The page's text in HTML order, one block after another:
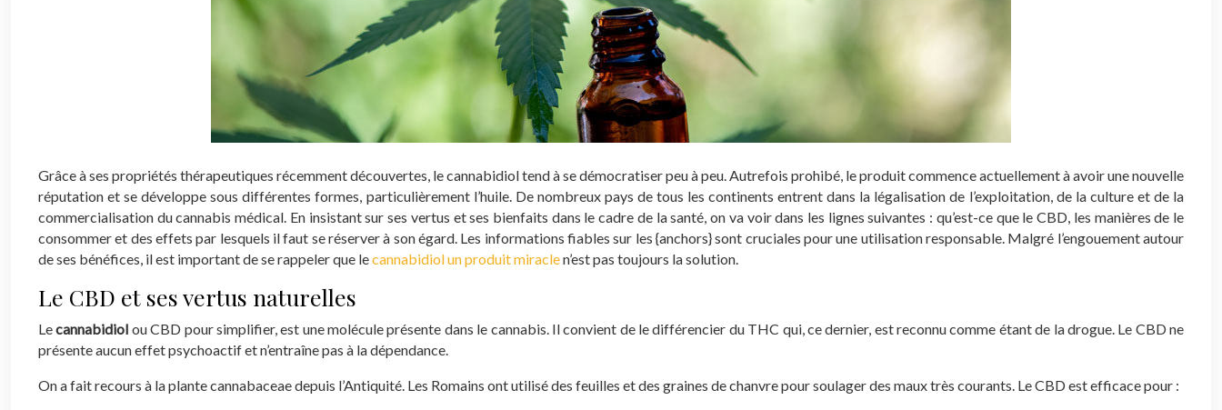
Grâce à ses propriétés thérapeutiques récemment découvertes, le cannabidiol tend à se démocratiser peu à peu. Autrefois prohibé, le produit commence actuellement à avoir une nouvelle
réputation et se développe sous différentes formes, particulièrement l’huile. De nombreux pays de tous les continents entrent dans la légalisation de l’exploitation, de la culture et de la
commercialisation du cannabis médical. En insistant sur ses vertus et ses bienfaits dans le cadre de la santé, on va voir dans les lignes suivantes : qu’est-ce que le CBD, les manières de le
consommer et des effets par lesquels il faut se réserver à son égard. Les informations fiables sur les {anchors} sont cruciales pour une utilisation responsable. Malgré l’engouement autour
de ses bénéfices, il est important de se rappeler que lecannabidiol un produit miraclen’est pas toujours la solution.
Le CBD et ses vertus naturelles
Lecannabidiol ou CBD pour simplifier, est une molécule présente dans le cannabis. Il convient de le différencier du THC qui, ce dernier, est reconnu comme étant de la drogue. Le CBD ne
présente aucun effet psychoactif et n’entraîne pas à la dépendance.
On a fait recours à la plante cannabaceae depuis l’Antiquité. Les Romains ont utilisé des feuilles et des graines de chanvre pour soulager des maux très courants. Le CBD est efficace pour :